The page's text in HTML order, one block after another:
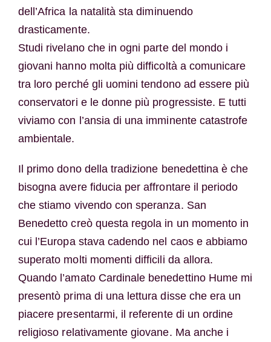
dell’Africa la natalità sta diminuendo
drasticamente.
Studi rivelano che in ogni parte del mondo i
giovani hanno molta più difficoltà a comunicare
tra loro perché gli uomini tendono ad essere più
conservatori e le donne più progressiste. E tutti
viviamo con l’ansia di una imminente catastrofe
ambientale.
Il primo dono della tradizione benedettina è che
bisogna avere fiducia per affrontare il periodo
che stiamo vivendo con speranza. San
Benedetto creò questa regola in un momento in
cui l’Europa stava cadendo nel caos e abbiamo
superato molti momenti difficili da allora.
Quando l’amato Cardinale benedettino Hume mi
presentò prima di una lettura disse che era un
piacere presentarmi, il referente di un ordine
religioso relativamente giovane. Ma anche i